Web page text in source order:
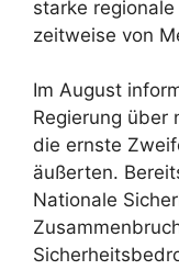
starke
zeitweise von
Im August
Regierung über
die ernste
äußerten.
Nationale